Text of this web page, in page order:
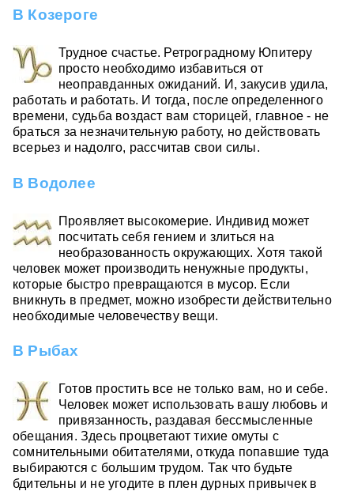
В Козероге
Трудное счастье. Ретроградному Юпитеру
просто необходимо избавиться от
неоправданных ожиданий. И, закусив удила,
работать и работать. И тогда, после определенного
времени, судьба воздаст вам сторицей, главное - не
браться за незначительную работу, но действовать
всерьез и надолго, рассчитав свои силы.
В Водолее
Проявляет высокомерие. Индивид может
посчитать себя гением и злиться на
необразованность окружающих. Хотя такой
человек может производить ненужные продукты,
которые быстро превращаются в мусор. Если
вникнуть в предмет, можно изобрести действительно
необходимые человечеству вещи.
В Рыбах
Готов простить все не только вам, но и себе.
Человек может использовать вашу любовь и
привязанность, раздавая бессмысленные
обещания. Здесь процветают тихие омуты с
сомнительными обитателями, откуда попавшие туда
выбираются с большим трудом. Так что будьте
бдительны и не угодите в плен дурных привычек в